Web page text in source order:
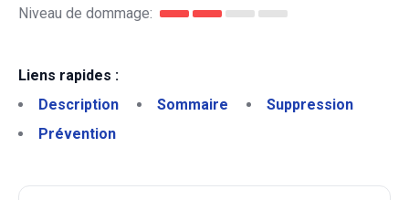
Niveau de dommage:
Liens rapides :
Description
Sommaire
Suppression
Prévention